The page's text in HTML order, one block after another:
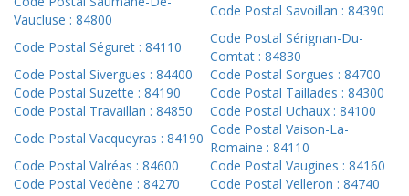
Vaucluse : 84800
Code Postal Savoillan : 84390
Code Postal Séguret : 84110
Code Postal Sérignan-Du-
Comtat : 84830
Code Postal Sivergues : 84400
Code Postal Sorgues : 84700
Code Postal Suzette : 84190
Code Postal Taillades : 84300
Code Postal Travaillan : 84850
Code Postal Uchaux : 84100
Code Postal Vacqueyras : 84190
Code Postal Vaison-La-
Romaine : 84110
Code Postal Valréas : 84600
Code Postal Vaugines : 84160
Code Postal Vedène : 84270
Code Postal Velleron : 84740